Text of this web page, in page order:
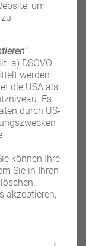
um
“
a) DSGVO
werden.
die USA als
Es
durch US-
können Ihre
Sie in Ihren
akzeptieren,